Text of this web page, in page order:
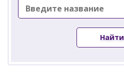
Найти